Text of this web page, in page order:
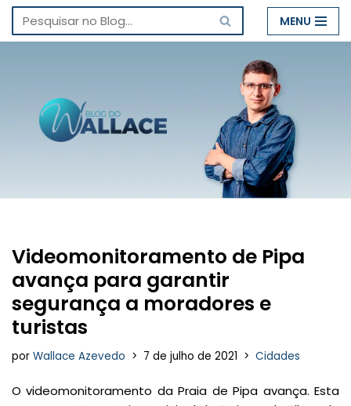
Pular
conteúdo
MENU
Videomonitoramento de Pipa
avança para garantir
segurança a moradores e
turistas
por Wallace Azevedo 7 de julho de 2021 Cidades
O videomonitoramento da Praia de Pipa avança. Esta